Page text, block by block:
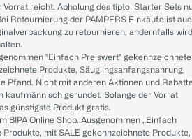
Vorrat reicht. Abholung des tiptoi Starter Sets
Retournierung der PAMPERS Einkäufe ist
zu retournieren, andernfalls wird
"Einfach Preiswert" gekennzeichnete
Produkte, Säuglingsanfangsnahrung,
Pfand. Nicht mit anderen Aktionen und
kaufmännisch gerundet. Solange der Vorrat
günstigste Produkt gratis.
BIPA Online Shop. Ausgenommen „Einfach
mit SALE gekennzeichnete Produkte,